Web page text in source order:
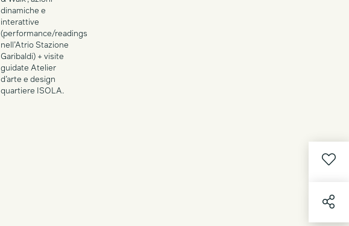
dinamiche e
interattive
(performance/readings
nell’Atrio Stazione
Garibaldi) + visite
guidate Atelier
d’arte e design
quartiere ISOLA.